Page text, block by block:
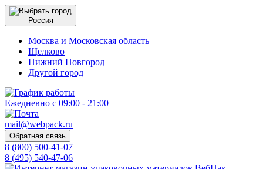
Россия
Москва и Московская область
Щелково
Нижний Новгород
Другой город
Ежедневно с 09:00 - 21:00
mail@webpack.ru
Обратная связь
8 (800) 500-41-07
8 (495) 540-47-06